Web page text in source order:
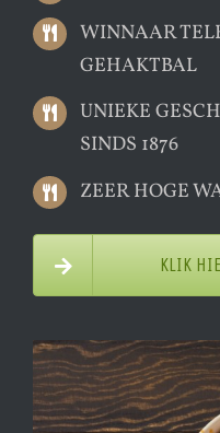
WINNAAR
GEHAKTBAL
UNIEKE
SINDS 1876
ZEER HOGE
KLIK